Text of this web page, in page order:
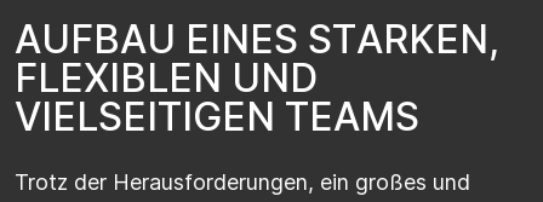
AUFBAU EINES STARKEN,
FLEXIBLEN UND
VIELSEITIGEN TEAMS
Trotz der Herausforderungen, ein großes und